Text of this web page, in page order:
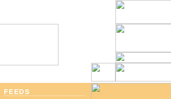
FEEDS